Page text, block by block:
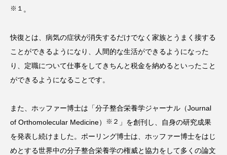
※１ 。
快復とは、病気の症状が消失するだけでなく家族とうまく接する
ことができるようになり、人間的な生活ができるようになった
り、定職について仕事をしてきちんと税金を納めるといったこと
ができるようになることです。
また、ホッファー博士は「分子整合栄養学ジャーナル（Journal
of Orthomolecular Medicine）
※２ 」を創刊し、自身の研究成果
を発表し続けました。ポーリング博士は、ホッファー博士をはじ
めとする世界中の分子整合栄養学の権威と協力をして多くの論文